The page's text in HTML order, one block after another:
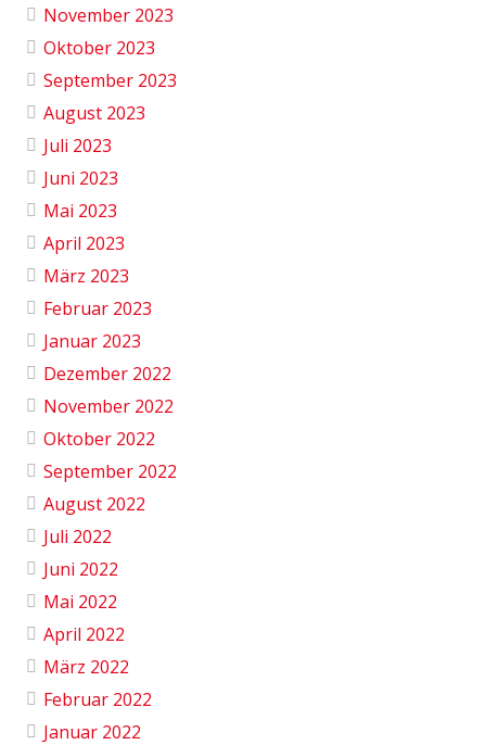
November 2023
Oktober 2023
September 2023
August 2023
Juli 2023
Juni 2023
Mai 2023
April 2023
März 2023
Februar 2023
Januar 2023
Dezember 2022
November 2022
Oktober 2022
September 2022
August 2022
Juli 2022
Juni 2022
Mai 2022
April 2022
März 2022
Februar 2022
Januar 2022